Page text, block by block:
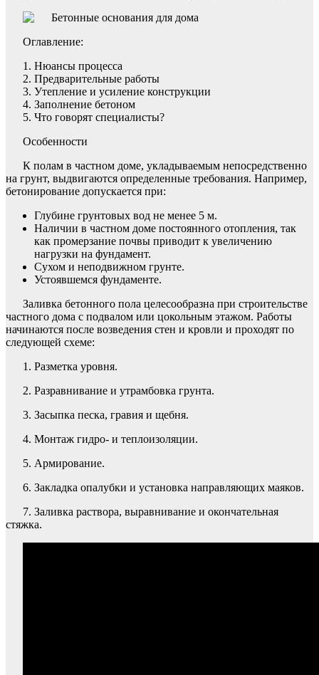
Оглавление:
Нюансы процесса
Предварительные работы
Утепление и усиление конструкции
Заполнение бетоном
Что говорят специалисты?
Особенности
К полам в частном доме, укладываемым непосредственно
на грунт, выдвигаются определенные требования. Например,
бетонирование допускается при:
Глубине грунтовых вод не менее 5 м.
Наличии в частном доме постоянного отопления, так
как промерзание почвы приводит к увеличению
нагрузки на фундамент.
Сухом и неподвижном грунте.
Устоявшемся фундаменте.
Заливка бетонного пола целесообразна при строительстве
частного дома с подвалом или цокольным этажом. Работы
начинаются после возведения стен и кровли и проходят по
следующей схеме:
1. Разметка уровня.
2. Разравнивание и утрамбовка грунта.
3. Засыпка песка, гравия и щебня.
4. Монтаж гидро- и теплоизоляции.
5. Армирование.
6. Закладка опалубки и установка направляющих маяков.
7. Заливка раствора, выравнивание и окончательная
стяжка.